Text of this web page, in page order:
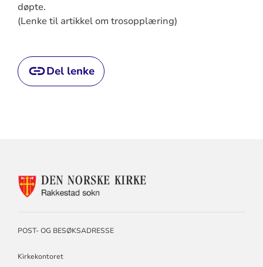
døpte.
(Lenke til artikkel om trosopplæring)
Del lenke
KONTAKTINFORMASJON
POST- OG BESØKSADRESSE
Kirkekontoret